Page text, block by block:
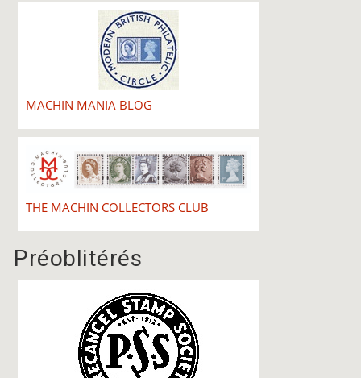
MACHIN MANIA BLOG
THE MACHIN COLLECTORS CLUB
Préoblitérés